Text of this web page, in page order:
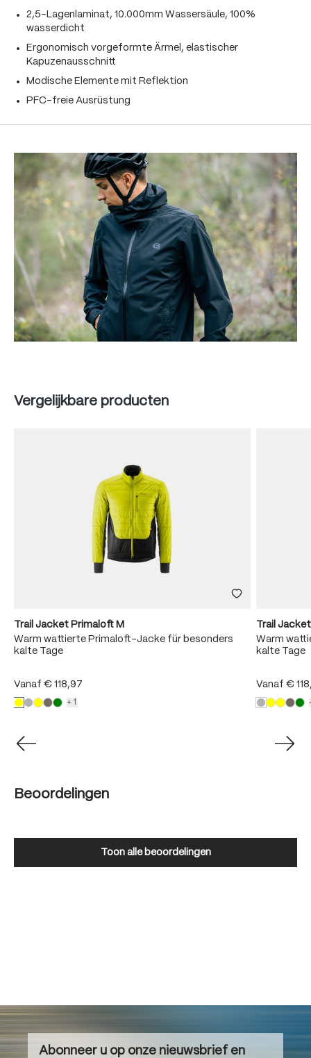
2,5-Lagenlaminat, 10.000mm Wassersäule, 100%
wasserdicht
Ergonomisch vorgeformte Ärmel, elastischer
Kapuzenausschnitt
Modische Elemente mit Reflektion
PFC-freie Ausrüstung
Produktgalerie überspringen
Produktgalerie überspringen
Vergelijkbare producten
+1
Trail Jacket Primaloft M
Warm wattierte Primaloft-Jacke für besonders
kalte Tage
Vanaf € 118,97
Trail
Warm
kalte Tage
Vanaf €
Beoordelingen
Toon alle beoordelingen
Abonneer u op onze nieuwsbrief en